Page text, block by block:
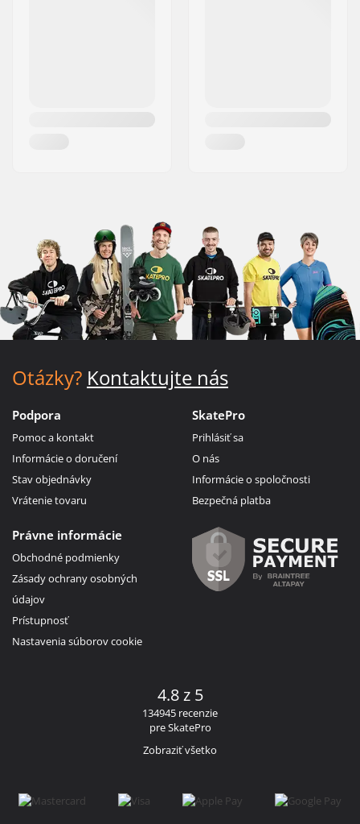
Otázky? Kontaktujte nás
Podpora
Pomoc a kontakt
Informácie o doručení
Stav objednávky
Vrátenie tovaru
SkatePro
Prihlásiť sa
O nás
Informácie o spoločnosti
Bezpečná platba
Právne informácie
Obchodné podmienky
Zásady ochrany osobných
údajov
Prístupnosť
Nastavenia súborov cookie
4.8 z 5
134945 recenzie
pre SkatePro
Zobraziť všetko